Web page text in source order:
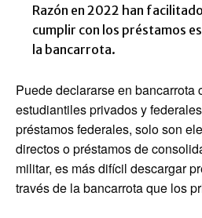
Razón en 2022 han
cumplir con los préstamos
la bancarrota.
Puede declararse en bancarrota
estudiantiles privados y
préstamos federales, solo son
directos o préstamos de
militar, es más difícil descargar
través de la bancarrota que los